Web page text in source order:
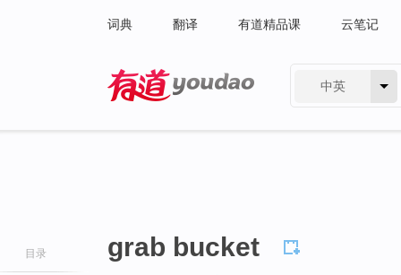
词典 翻译 有道精品课 云笔记
中英
目录 grab bucket